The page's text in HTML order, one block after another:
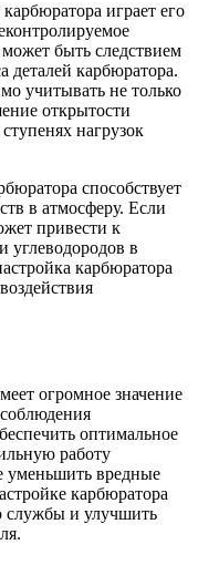
играет его
быть следствием
деталей карбюратора.
учитывать не только
открытости
нагрузок
способствует
в атмосферу. Если
привести к
углеводородов в
карбюратора
огромное значение
оптимальное
работу
уменьшить вредные
карбюратора
службы и улучшить